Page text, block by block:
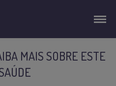
MAIS SOBRE ESTE